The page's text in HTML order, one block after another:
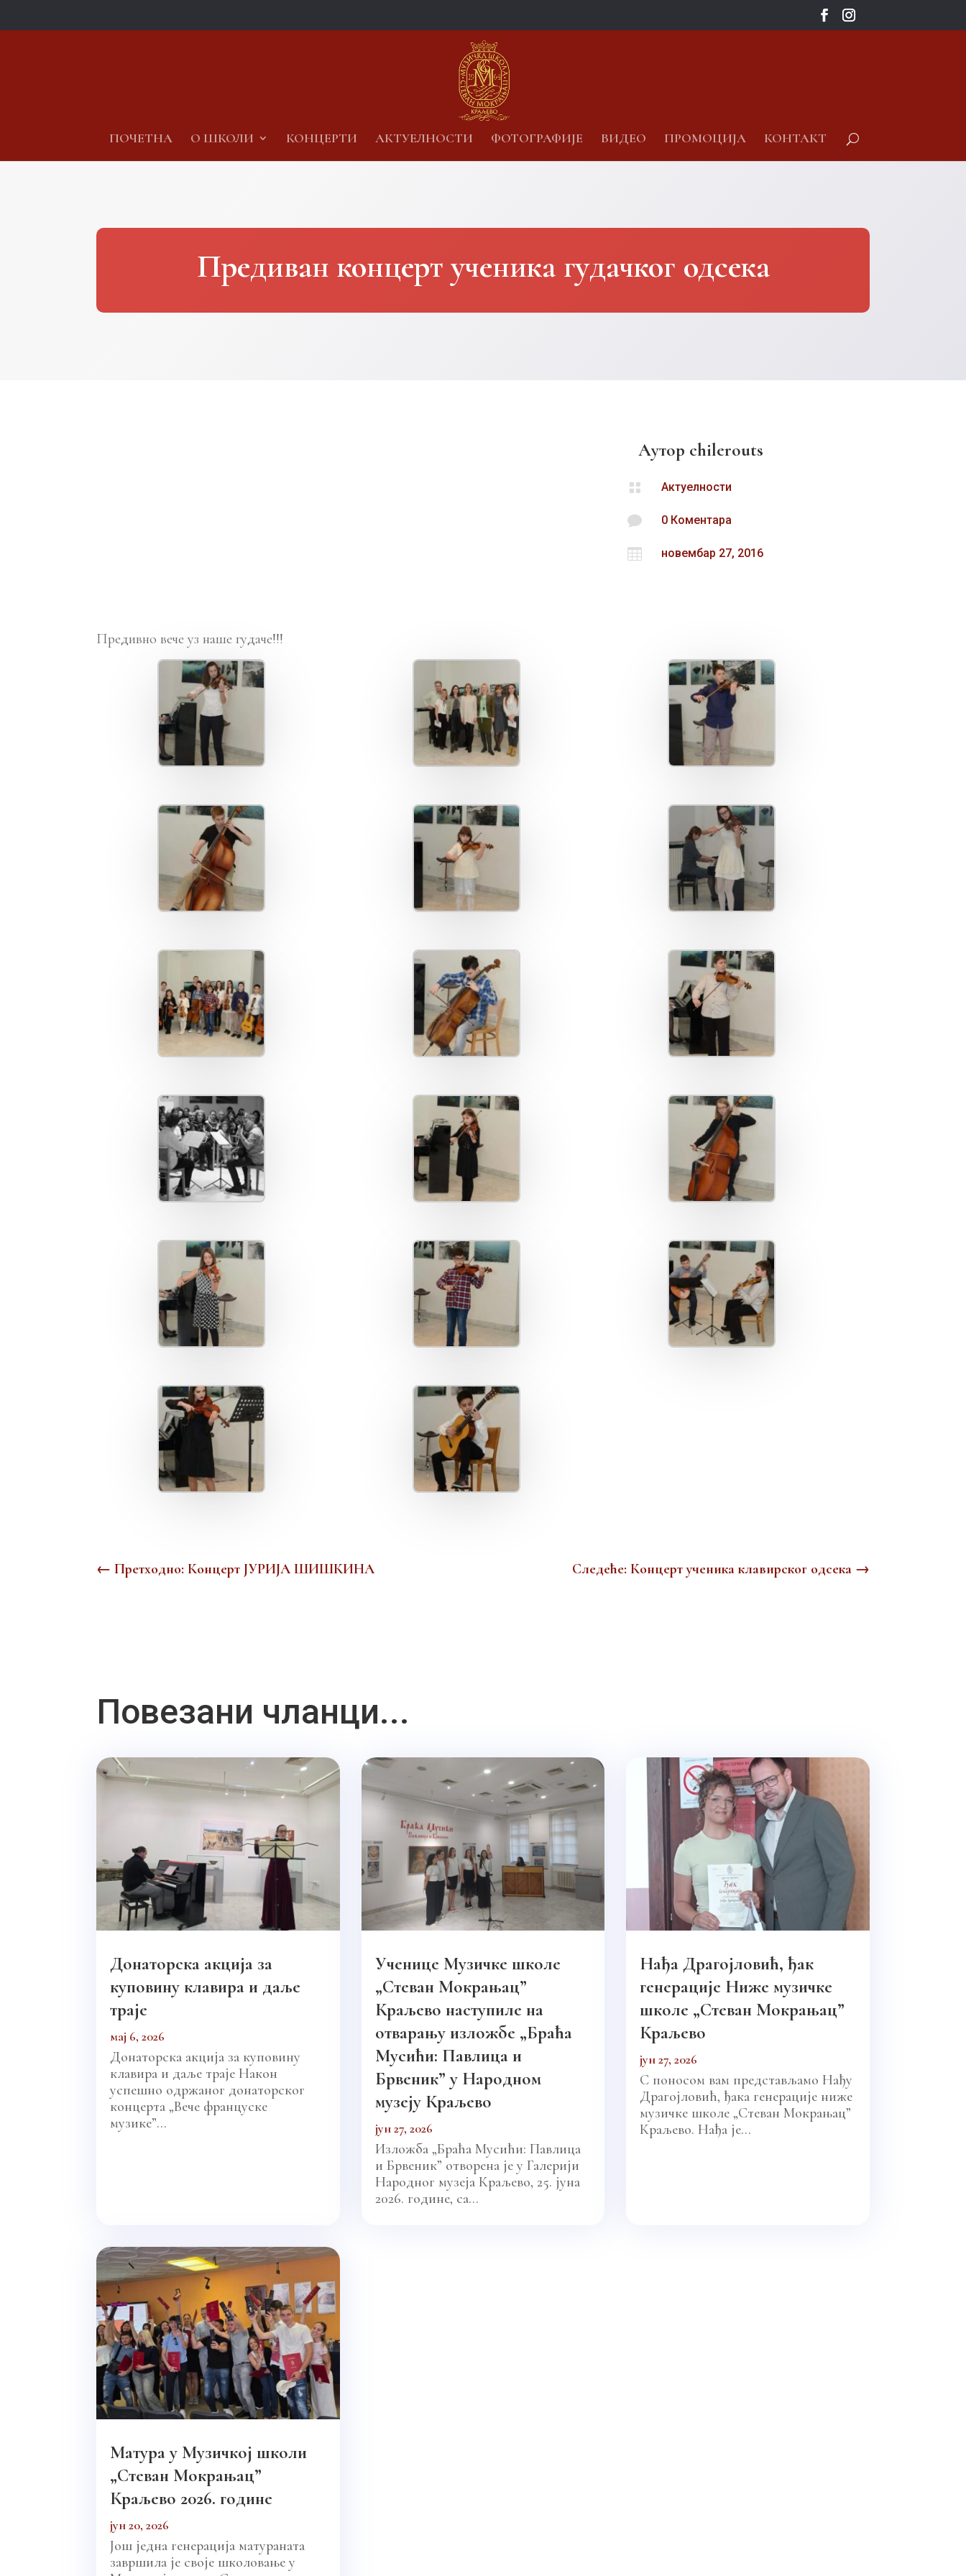
ПОЧЕТНА О ШКОЛИ КОНЦЕРТИ АКТУЕЛНОСТИ ФОТОГРАФИЈЕ ВИДЕО ПРОМОЦИЈА КОНТАКТ
Предиван концерт ученика гудачког одсека
Аутор chilerouts
 Актуелности
 0 Коментара
 новембар 27, 2016
Предивно вече уз наше гудаче!!!
←Претходно: Концерт ЈУРИЈА ШИШКИНА Следеће: Концерт ученика клавирског одсека→
Повезани чланци...
Донаторска акција за
куповину клавира и даље
траје
мај 6, 2026
Донаторска акција за куповину
клавира и даље траје Након
успешно одржаног донаторског
концерта „Вече француске
музике”...
Ученице Музичке школе
„Стеван Мокрањац”
Краљево наступиле на
отварању изложбе „Браћа
Мусићи: Павлица и
Брвеник” у Народном
музеју Краљево
јун 27, 2026
Изложба „Браћа Мусићи: Павлица
и Брвеник” отворена је у Галерији
Народног музеја Краљево, 25. јуна
2026. године, са...
Нађа Драгојловић, ђак
генерације Ниже музичке
школе „Стеван Мокрањац”
Краљево
јун 27, 2026
С поносом вам представљамо Нађу
Драгојловић, ђака генерације ниже
музичке школе „Стеван Мокрањац”
Краљево. Нађа је...
Матура у Музичкој школи
„Стеван Мокрањац”
Краљево 2026. године
јун 20, 2026
Још једна генерација матураната
завршила је своје школовање у